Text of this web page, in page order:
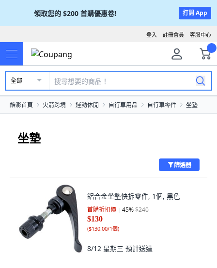
領取您的 $200 首購優惠卷! 打開 App
客服中心
註冊會員
登入
全部
酷澎首頁 火箭跨境 運動休閒 自行車用品 自行車零件 坐墊
坐墊
篩選器
鋁合金坐墊快拆零件, 1個, 黑色
首購折扣價 45%$240
$130
($130.00/1個)
8/12 星期三 預計送達